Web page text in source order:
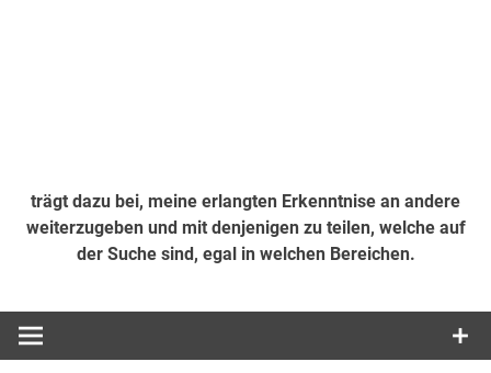
trägt dazu bei, meine erlangten Erkenntnise an andere
weiterzugeben und mit denjenigen zu teilen, welche auf
der Suche sind, egal in welchen Bereichen.